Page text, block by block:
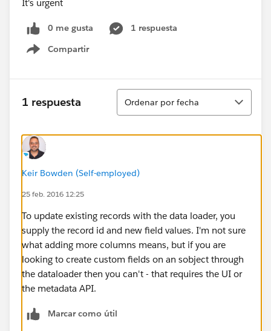
It's urgent
0 me gusta
1 respuesta
Compartir
Show menu
1 respuesta
Ordenar
Ordenar por fecha
Keir Bowden (Self-employed)
25 feb. 2016 12:25
To update existing records with the data loader, you
supply the record id and new field values. I'm not sure
what adding more columns means, but if you are
looking to create custom fields on an sobject through
the dataloader then you can't - that requires the UI or
the metadata API.
Marcar como útil